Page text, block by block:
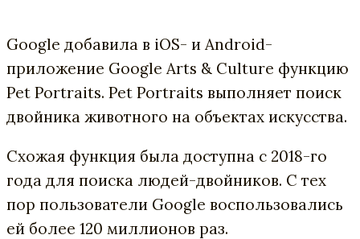
Google добавила в iOS- и Android-
приложение Google Arts & Culture функцию
Pet Portraits. Pet Portraits выполняет поиск
двойника животного на объектах искусства.
Схожая функция была доступна с 2018-го
года для поиска людей-двойников. С тех
пор пользователи Google воспользовались
ей более 120 миллионов раз.